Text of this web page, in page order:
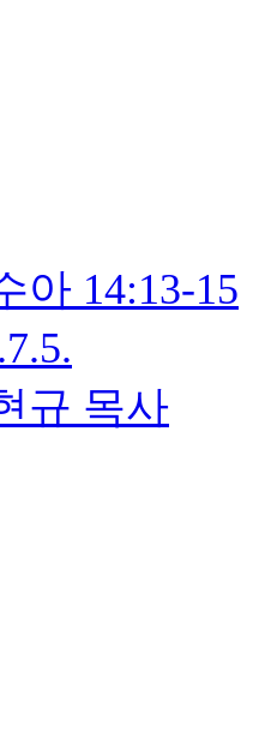
아 14:13-15
규 목사